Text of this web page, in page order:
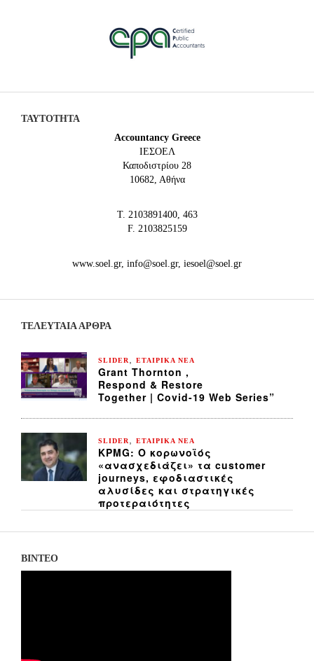
ΤΑΥΤΟΤΗΤΑ
Accountancy Greece
IEΣΟΕΛ
Καποδιστρίου 28
10682, Αθήνα
Τ. 2103891400, 463
F. 2103825159
www.soel.gr, info@soel.gr, iesoel@soel.gr
ΤΕΛΕΥΤΑΙΑ ΆΡΘΡΑ
SLIDER ΕΤΑΙΡΙΚΑ ΝΕΑ
Grant Thornton ,
Respond & Restore
Together | Covid-19 Web Series”
SLIDER ΕΤΑΙΡΙΚΑ ΝΕΑ
KPMG: Ο κορωνοϊός
«ανασχεδιάζει» τα customer
journeys, εφοδιαστικές
αλυσίδες και στρατηγικές
προτεραιότητες
ΒΙΝΤΕΟ